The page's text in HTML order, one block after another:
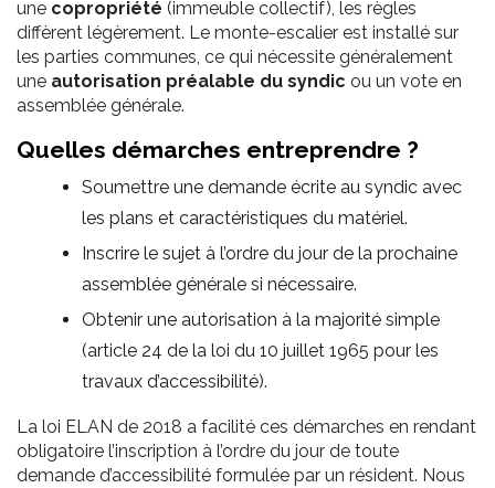
une copropriété (immeuble collectif), les règles
diffèrent légèrement. Le monte-escalier est installé sur
les parties communes, ce qui nécessite généralement
une autorisation préalable du syndic ou un vote en
assemblée générale.
Quelles démarches entreprendre ?
Soumettre une demande écrite au syndic avec
les plans et caractéristiques du matériel.
Inscrire le sujet à l’ordre du jour de la prochaine
assemblée générale si nécessaire.
Obtenir une autorisation à la majorité simple
(article 24 de la loi du 10 juillet 1965 pour les
travaux d’accessibilité).
La loi ELAN de 2018 a facilité ces démarches en rendant
obligatoire l’inscription à l’ordre du jour de toute
demande d’accessibilité formulée par un résident. Nous